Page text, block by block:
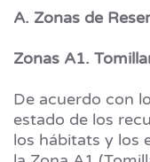
A. Zonas de
Zonas A1.
De acuerdo con
estado de los
los hábitats y los